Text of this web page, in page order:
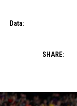
Data:
SHARE: